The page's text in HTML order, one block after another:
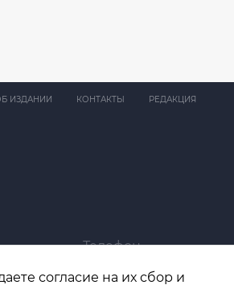
ИЗДАНИИ КОНТАКТЫ РЕДАКЦИЯ
Телефон
согласие на их сбор и